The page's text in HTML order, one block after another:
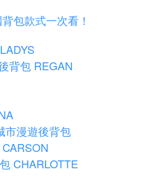
包款式一次看！
背包 REGAN
市漫遊後背包
CHARLOTTE